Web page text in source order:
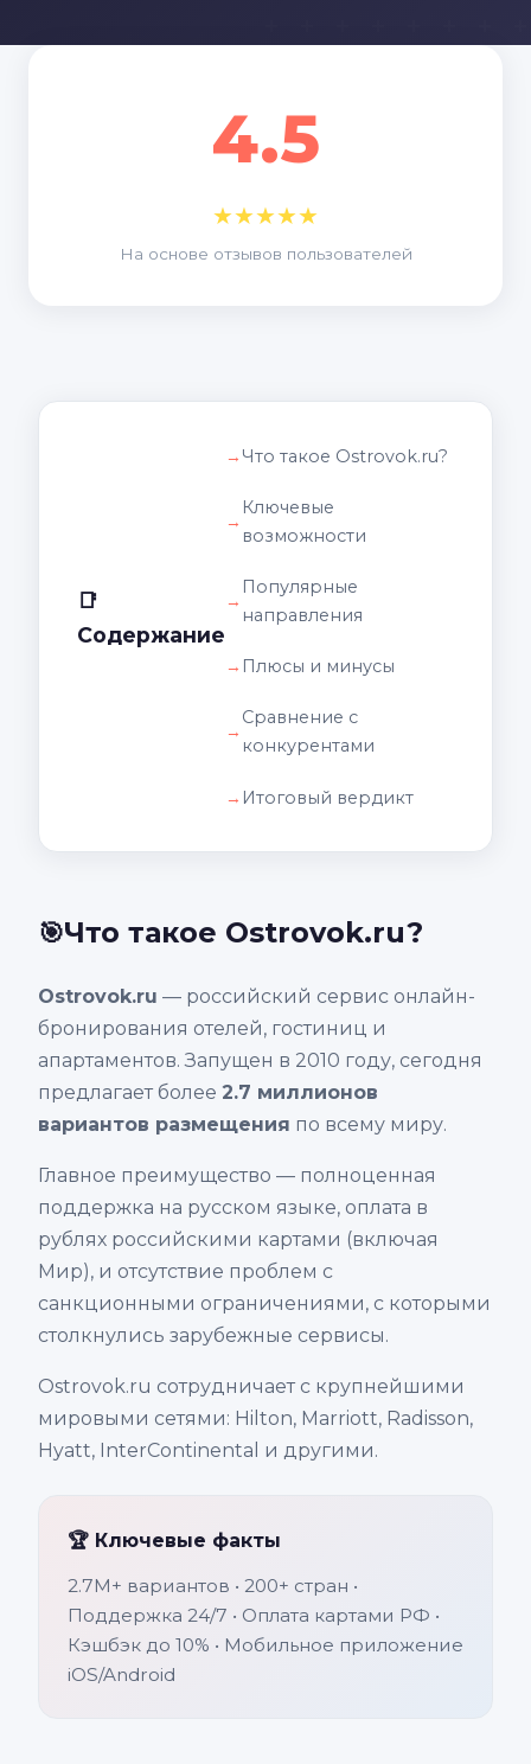
4.5
★★★★★
На основе отзывов пользователей
📑
Содержание
Что такое Ostrovok.ru?
Ключевые
возможности
Популярные
направления
Плюсы и минусы
Сравнение с
конкурентами
Итоговый вердикт
🎯Что такое Ostrovok.ru?
Ostrovok.ru — российский сервис онлайн-
бронирования отелей, гостиниц и
апартаментов. Запущен в 2010 году, сегодня
предлагает более 2.7 миллионов
вариантов размещения по всему миру.
Главное преимущество — полноценная
поддержка на русском языке, оплата в
рублях российскими картами (включая
Мир), и отсутствие проблем с
санкционными ограничениями, с которыми
столкнулись зарубежные сервисы.
Ostrovok.ru сотрудничает с крупнейшими
мировыми сетями: Hilton, Marriott, Radisson,
Hyatt, InterContinental и другими.
🏆 Ключевые факты
2.7M+ вариантов • 200+ стран •
Поддержка 24/7 • Оплата картами РФ •
Кэшбэк до 10% • Мобильное приложение
iOS/Android